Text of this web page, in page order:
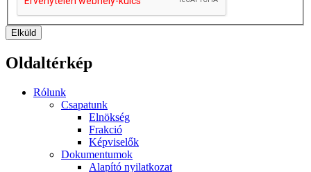
Elküld
Oldaltérkép
Rólunk
Csapatunk
Elnökség
Frakció
Képviselők
Dokumentumok
Alapító nyilatkozat